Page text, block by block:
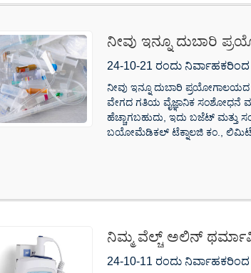
ನೀವು ಇನ್ನೂ ದುಬಾರಿ
ಮಾಡುತ್ತಿದ್ದೀರಾ? ಇಲ್ಲಿಗೆ
24-10-21 ರಂದು ನಿರ್ವಾಹಕರಿಂದ
ನೀವು ಇನ್ನೂ ದುಬಾರಿ
ವೇಗದ ಗತಿಯ ವೈಜ್ಞಾನಿಕ ಸಂಶೋಧನೆ
ಹೆಚ್ಚಾಗಬಹುದು, ಇದು ಬಜೆಟ್ ಮತ್ತು
ಬಯೋಮೆಡಿಕಲ್ ಟೆಕ್ನಾಲಜಿ ಕಂ.,
ನಿಮ್ಮ ವೆಲ್ಚ್ ಅಲಿನ್
ಹುಡುಕುತ್ತಿದ್ದೀರಾ?
24-10-11 ರಂದು ನಿರ್ವಾಹಕರಿಂದ